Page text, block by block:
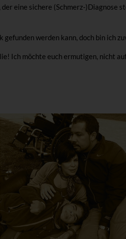
eine sichere (Schmerz-)Diagnose
gefunden werden kann, doch bin ich
Ich möchte euch ermutigen, nicht